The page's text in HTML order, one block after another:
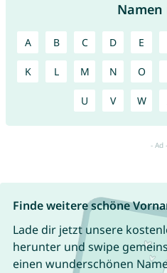
Namen
A B C D E
K L M N O
U V W
Finde weitere schöne
Lade dir jetzt unsere
herunter und swipe
einen wunderschönen